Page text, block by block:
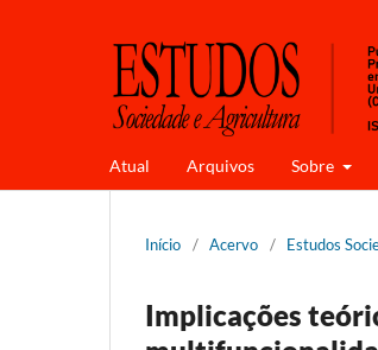
Atual Arquivos Sobre
Início / Acervo / Estudos
Implicações